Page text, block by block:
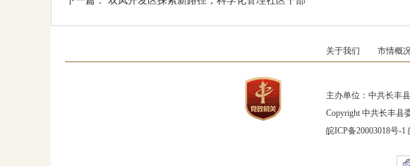
关于我们 市情概
主办单位：中共长丰
Copyright 中共长丰县
皖ICP备20003018号-1